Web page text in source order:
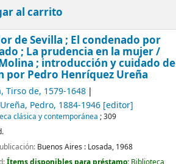
al carrito
de Sevilla ; El condenado por
; La prudencia en la mujer /
; introducción y cuidado de
por Pedro Henríquez Ureña
Tirso de, 1579-1648
Pedro, 1884-1946[editor]
clásica y contemporánea ; 309
Buenos Aires : Losada, 1968